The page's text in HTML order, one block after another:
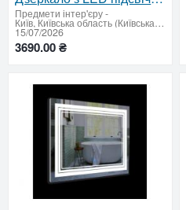
Предмети інтер'єру-
Київ, Київська область (Київська область - продати купити)
15/07/2026
3690.00 ₴